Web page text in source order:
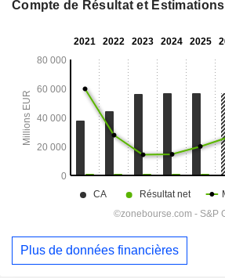
Compte de Résultat et Estimations
Plus de données financières